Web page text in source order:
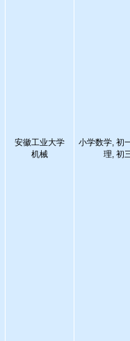
安徽工业大学
机械
小学数学, 初
理, 初